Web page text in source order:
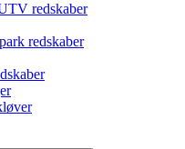
redskaber
redskaber